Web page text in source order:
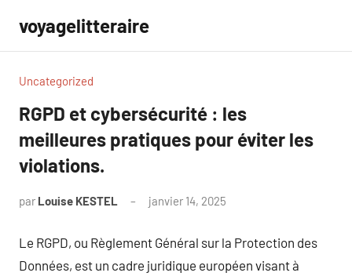
contenu
voyagelitteraire
Uncategorized
RGPD et cybersécurité : les
meilleures pratiques pour éviter les
violations.
par Louise KESTEL janvier 14, 2025
Le RGPD, ou Règlement Général sur la Protection des
Données, est un cadre juridique européen visant à